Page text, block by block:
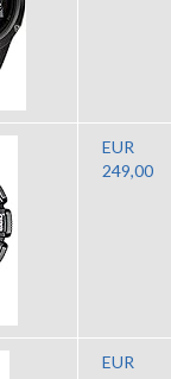
EUR
249,00
EUR